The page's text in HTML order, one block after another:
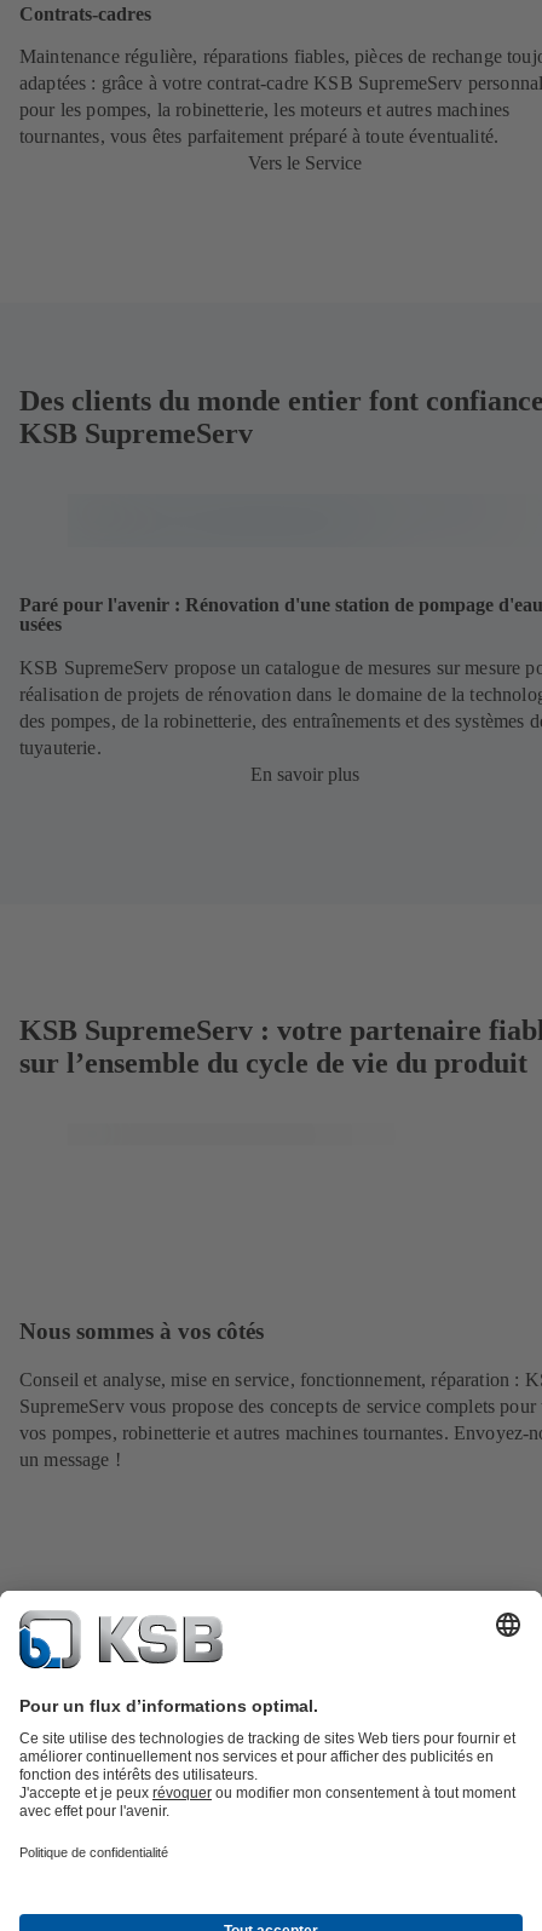
Contrats-cadres
Maintenance régulière, réparations fiables, pièces de rechange
adaptées : grâce à votre contrat-cadre KSB SupremeServ
pour les pompes, la robinetterie, les moteurs et autres machines
tournantes, vous êtes parfaitement préparé à toute éventualité.
Vers le Service
Des clients du monde entier font
KSB SupremeServ
Paré pour l'avenir : Rénovation d'une station de pompage
usées
KSB SupremeServ propose un catalogue de mesures sur mesure
réalisation de projets de rénovation dans le domaine de la
des pompes, de la robinetterie, des entraînements et des systèmes
tuyauterie.
En savoir plus
KSB SupremeServ : votre partenaire
sur l’ensemble du cycle de vie du produit
Nous sommes à vos côtés
Conseil et analyse, mise en service, fonctionnement, réparation :
SupremeServ vous propose des concepts de service complets pour
vos pompes, robinetterie et autres machines tournantes. Envoyez-
un message !